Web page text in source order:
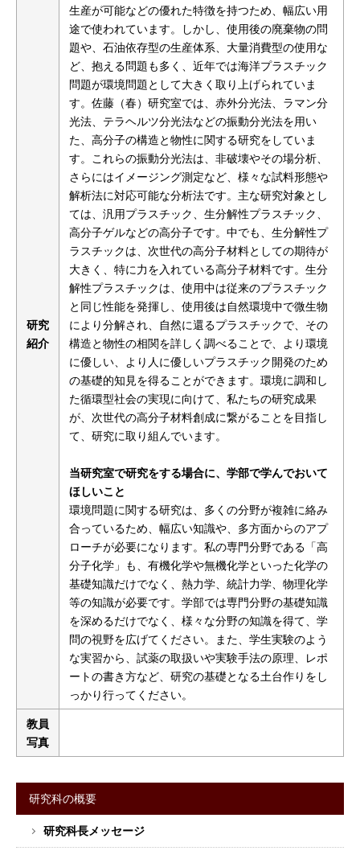
研究
紹介
生産が可能などの優れた特徴を持つため、幅広い用
途で使われています。しかし、使用後の廃棄物の問
題や、石油依存型の生産体系、大量消費型の使用な
ど、抱える問題も多く、近年では海洋プラスチック
問題が環境問題として大きく取り上げられていま
す。佐藤（春）研究室では、赤外分光法、ラマン分
光法、テラヘルツ分光法などの振動分光法を用い
た、高分子の構造と物性に関する研究をしていま
す。これらの振動分光法は、非破壊やその場分析、
さらにはイメージング測定など、様々な試料形態や
解析法に対応可能な分析法です。主な研究対象とし
ては、汎用プラスチック、生分解性プラスチック、
高分子ゲルなどの高分子です。中でも、生分解性プ
ラスチックは、次世代の高分子材料としての期待が
大きく、特に力を入れている高分子材料です。生分
解性プラスチックは、使用中は従来のプラスチック
と同じ性能を発揮し、使用後は自然環境中で微生物
により分解され、自然に還るプラスチックで、その
構造と物性の相関を詳しく調べることで、より環境
に優しい、より人に優しいプラスチック開発のため
の基礎的知見を得ることができます。環境に調和し
た循環型社会の実現に向けて、私たちの研究成果
が、次世代の高分子材料創成に繋がることを目指し
て、研究に取り組んでいます。
当研究室で研究をする場合に、学部で学んでおいて
ほしいこと
環境問題に関する研究は、多くの分野が複雑に絡み
合っているため、幅広い知識や、多方面からのアプ
ローチが必要になります。私の専門分野である「高
分子化学」も、有機化学や無機化学といった化学の
基礎知識だけでなく、熱力学、統計力学、物理化学
等の知識が必要です。学部では専門分野の基礎知識
を深めるだけでなく、様々な分野の知識を得て、学
問の視野を広げてください。また、学生実験のよう
な実習から、試薬の取扱いや実験手法の原理、レポ
ートの書き方など、研究の基礎となる土台作りをし
っかり行ってください。
教員
写真
研究科の概要
研究科長メッセージ